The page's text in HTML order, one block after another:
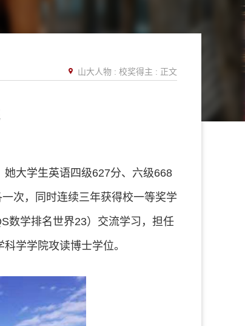
山大人物 : 校奖得主 : 正文
大学生英语四级627分、六级668
次，同时连续三年获得校一等奖学
数学排名世界23）交流学习，担任
学学院攻读博士学位。